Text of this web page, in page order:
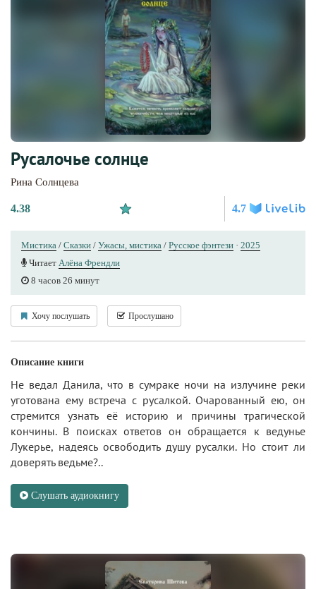
Русалочье солнце
Рина Солнцева
4.38 4.7
Мистика / Сказки / Ужасы, мистика / Русское фэнтези · 2025
Читает Алёна Френдли
8 часов 26 минут
Хочу послушать Прослушано
Описание книги
Не ведал Данила, что в сумраке ночи на излучине реки
уготована ему встреча с русалкой. Очарованный ею, он
стремится узнать её историю и причины трагической
кончины. В поисках ответов он обращается к ведунье
Лукерье, надеясь освободить душу русалки. Но стоит ли
доверять ведьме?..
Слушать аудиокнигу